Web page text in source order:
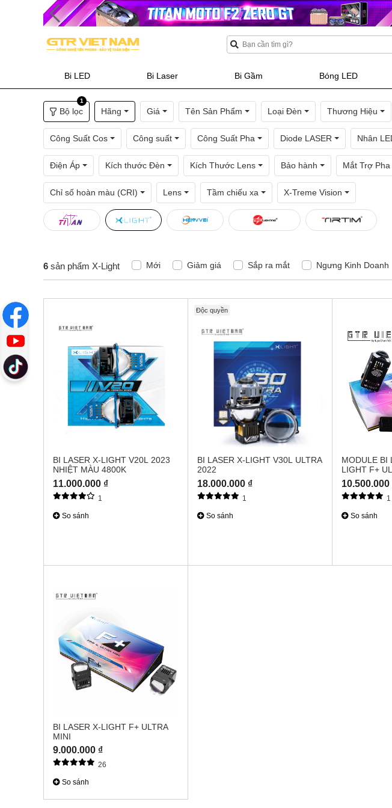
Bi LED Bi Laser Bi Gầm Bóng LED
Bộ lọc
1
Hãng Giá Tên Sản Phẩm Loại Đèn Thương Hiệu
Công Suất Cos Công suất Công Suất Pha Diode LASER Nhân
Điện Áp Kích thước Đèn Kích Thước Lens Bảo hành Mắt Trợ Pha
Chỉ số hoàn màu (CRI) Lens Tầm chiếu xa X-Treme Vision
6 sản phẩm X-Light Mới Giảm giá Sắp ra mắt Ngưng Kinh Doanh
BI LASER X-LIGHT V20L 2023
NHIỆT MÀU 4800K
11.000.000 ₫
1
So sánh
Độc quyền
BI LASER X-LIGHT V30L ULTRA
2022
18.000.000 ₫
1
So sánh
MODULE BI
LIGHT F+
10.500.000
1
So sánh
BI LASER X-LIGHT F+ ULTRA
MINI
9.000.000 ₫
26
So sánh